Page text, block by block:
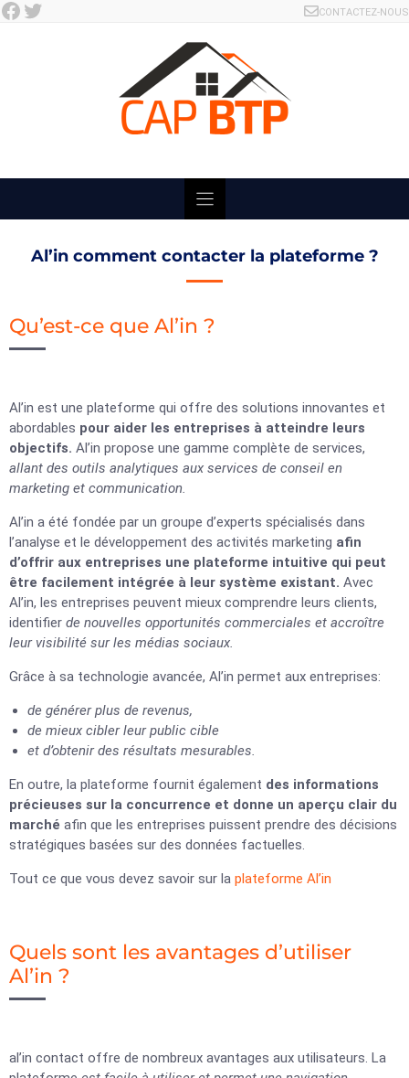
Skip
Facebook Twitter CONTACTEZ-NOUS
Al’in comment contacter la plateforme ?
Qu’est-ce que Al’in ?
Al’in est une plateforme qui offre des solutions innovantes et
abordables pour aider les entreprises à atteindre leurs
objectifs. Al’in propose une gamme complète de services,
allant des outils analytiques aux services de conseil en
marketing et communication.
Al’in a été fondée par un groupe d’experts spécialisés dans
l’analyse et le développement des activités marketing afin
d’offrir aux entreprises une plateforme intuitive qui peut
être facilement intégrée à leur système existant. Avec
Al’in, les entreprises peuvent mieux comprendre leurs clients,
identifier de nouvelles opportunités commerciales et accroître
leur visibilité sur les médias sociaux.
Grâce à sa technologie avancée, Al’in permet aux entreprises:
de générer plus de revenus,
de mieux cibler leur public cible
et d’obtenir des résultats mesurables.
En outre, la plateforme fournit également des informations
précieuses sur la concurrence et donne un aperçu clair du
marché afin que les entreprises puissent prendre des décisions
stratégiques basées sur des données factuelles.
Tout ce que vous devez savoir sur la plateforme Al’in
Quels sont les avantages d’utiliser
Al’in ?
al’in contact offre de nombreux avantages aux utilisateurs. La